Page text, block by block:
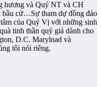
hương và Quý NT và CH
bầu cử…Sự tham dự đồng đảo
của Quý Vị với những sinh
tinh thần quý giá dành cho
D.C. Marylnad và
tôi nói riêng.